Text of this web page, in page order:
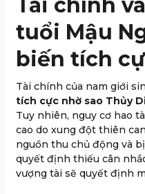
tuổi Mậu
biến tích
Tài chính của nam giới
tích cực nhờ sao Thủy
Tuy nhiên, nguy cơ hao
cao do xung đột thiên
nguồn thu chủ động và
quyết định thiếu cân
vượng tài sẽ quyết định